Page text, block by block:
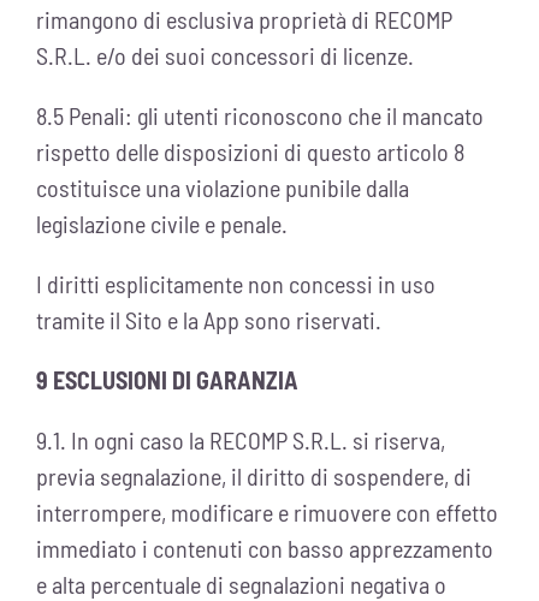
rimangono di esclusiva proprietà di RECOMP
S.R.L. e/o dei suoi concessori di licenze.
8.5 Penali: gli utenti riconoscono che il mancato
rispetto delle disposizioni di questo articolo 8
costituisce una violazione punibile dalla
legislazione civile e penale.
I diritti esplicitamente non concessi in uso
tramite il Sito e la App sono riservati.
9 ESCLUSIONI DI GARANZIA
9.1. In ogni caso la RECOMP S.R.L. si riserva,
previa segnalazione, il diritto di sospendere, di
interrompere, modificare e rimuovere con effetto
immediato i contenuti con basso apprezzamento
e alta percentuale di segnalazioni negativa o